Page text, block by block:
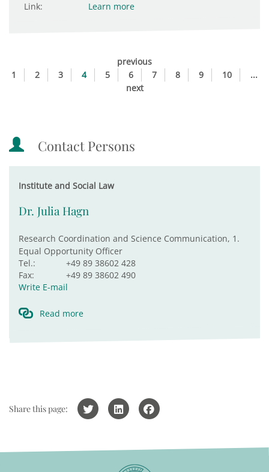
Link:
Learn more
previous
1
2 3 4 5 6 7 8 9 10
...
next
Contact Persons
Institute and Social Law
Dr. Julia Hagn
Research Coordination and Science Communication, 1.
Equal Opportunity Officer
Tel.:
+49 89 38602 428
Fax:
+49 89 38602 490
Write E-mail
Read more
Share this page: